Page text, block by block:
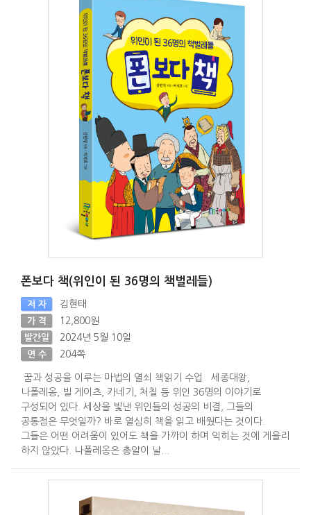
폰보다 책(위인이 된 36명의 책벌레들)
저 자 김현태
가 격 12,800원
발간일 2024년 5월 10일
면 수 204쪽
꿈과 성공을 이루는 마법의 열쇠 책읽기 수업 세종대왕,
나폴레옹, 빌 게이츠, 카네기, 처칠 등 위인 36명의 이야기로
구성되어 있다. 세상을 빛낸 위인들의 성공의 비결, 그들의
공통점은 무엇일까? 바로 열심히 책을 읽고 배웠다는 것이다.
그들은 어떤 어려움이 있어도 책을 가까이 하며 익히는 것에 게을리
하지 않았다. 나폴레옹은 총알이 날...